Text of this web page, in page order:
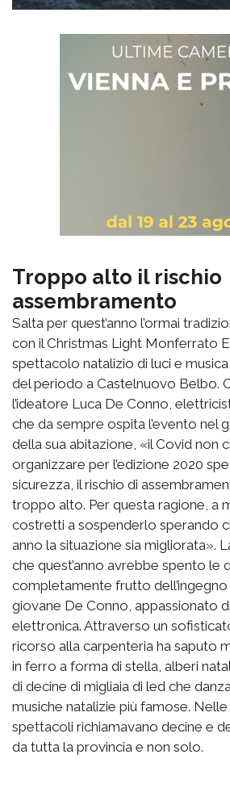
Troppo alto il rischio
assembramento
Salta per quest’anno l’ormai
con il Christmas Light Monferrato
spettacolo natalizio di luci e
del periodo a Castelnuovo Belbo.
l’ideatore Luca De Conno,
che da sempre ospita l’evento nel
della sua abitazione, «il Covid non
organizzare per l’edizione 2020
sicurezza, il rischio di
troppo alto. Per questa ragione, a
costretti a sospenderlo sperando
anno la situazione sia migliorata».
che quest’anno avrebbe spento le
completamente frutto
giovane De Conno, appassionato
elettronica. Attraverso un
ricorso alla carpenteria ha saputo
in ferro a forma di stella, alberi
di decine di migliaia di led che
musiche natalizie più famose.
spettacoli richiamavano decine e
da tutta la provincia e non solo.